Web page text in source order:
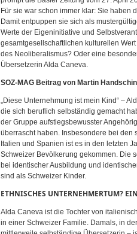
Für sie war schon immer klar: Sie haben
Damit entpuppen sie sich als
Werte der Eigeninitiative und
gesamtgesellschaftlichen kulturellen
des Neoliberalismus? Oder eine
Übersetzerin Alda Caneva.
SOZ-MAG Beitrag von Martin Handschin
„Diese Unternehmung ist mein Kind“ –
die sich beruflich selbständig gemacht
der Gruppe aufstiegsbewusster
überrascht haben. Insbesondere bei
Italien und Spanien ist es in den letzten
Schweizer Bevölkerung gekommen. Die
bei identischer Ausbildung und
sind als Schweizer Kinder.
ETHNISCHES UNTERNEHMERTUM?
Alda Caneva ist die Tochter von
in einer Schweizer Familie. Damals, in